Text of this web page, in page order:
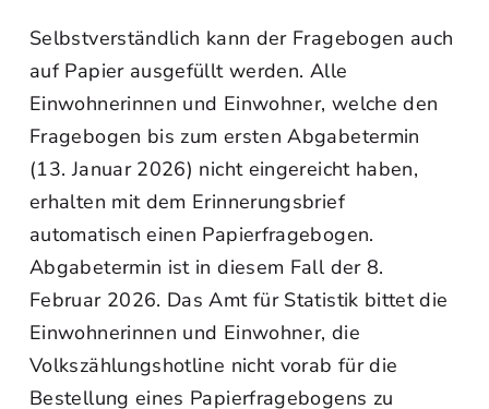
Selbstverständlich kann der Fragebogen auch
auf Papier ausgefüllt werden. Alle
Einwohnerinnen und Einwohner, welche den
Fragebogen bis zum ersten Abgabetermin
(13. Januar 2026) nicht eingereicht haben,
erhalten mit dem Erinnerungsbrief
automatisch einen Papierfragebogen.
Abgabetermin ist in diesem Fall der 8.
Februar 2026. Das Amt für Statistik bittet die
Einwohnerinnen und Einwohner, die
Volkszählungshotline nicht vorab für die
Bestellung eines Papierfragebogens zu